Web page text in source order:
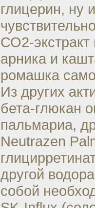
глицерин, ну
СО2-экстракт
арника и
ромашка
Из других
бета-глюкан
пальмариа,
Neutrazen
другой
собой